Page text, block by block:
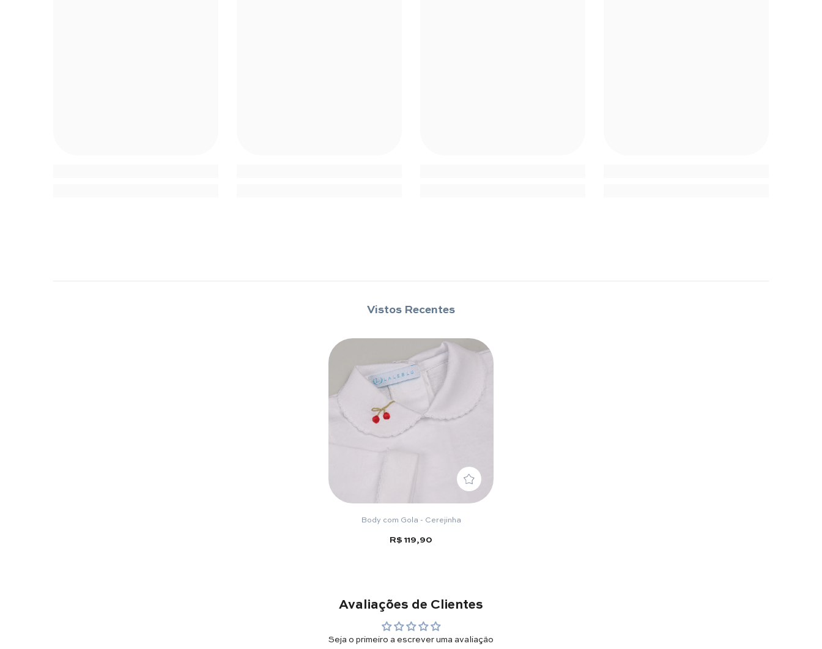
Vistos Recentes
Body com Gola - Cerejinha
R$ 119,90
Avaliações de Clientes
Seja o primeiro a escrever uma avaliação